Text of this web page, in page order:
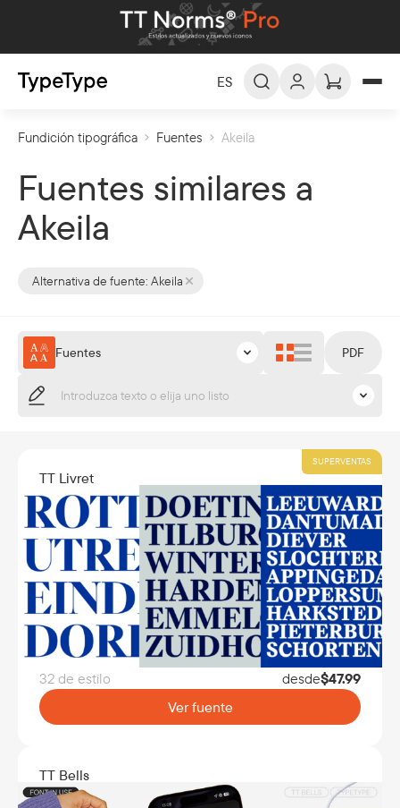
ES
ES -Español
DE - Deutsch
Fundición tipográfica Fuentes Akeila
Fuentes similares a
Akeila
Alternativa de fuente: Akeila
Fuentes PDF
SUPERVENTAS
TT Livret
32 de estilo desde$47.99
Ver fuente
TT Bells